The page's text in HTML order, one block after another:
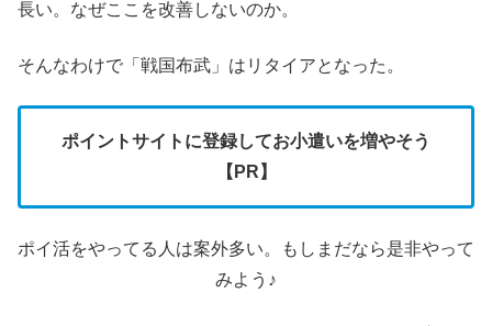
長い。なぜここを改善しないのか。
そんなわけで「戦国布武」はリタイアとなった。
ポイントサイトに登録してお小遣いを増やそう
【PR】
ポイ活をやってる人は案外多い。もしまだなら是非やって
みよう♪